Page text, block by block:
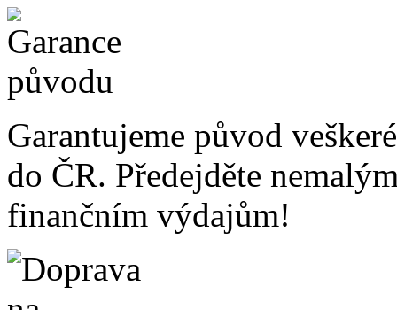
Garantujeme původ
do ČR. Předejděte
finančním výdajům!